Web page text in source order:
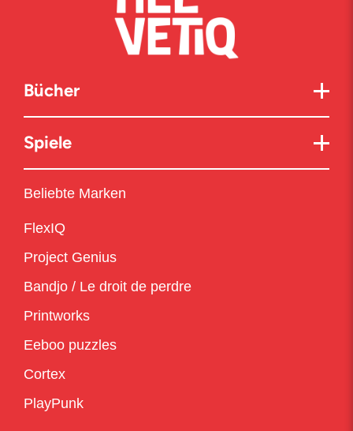
Bücher
Spiele
Beliebte Marken
FlexIQ
Project Genius
Bandjo / Le droit de perdre
Printworks
Eeboo puzzles
Cortex
PlayPunk